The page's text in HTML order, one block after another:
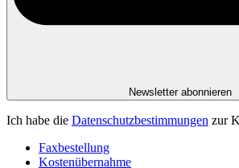
Newsletter abonnieren
Ich habe die Datenschutzbestimmungen zur
Faxbestellung
Kostenübernahme